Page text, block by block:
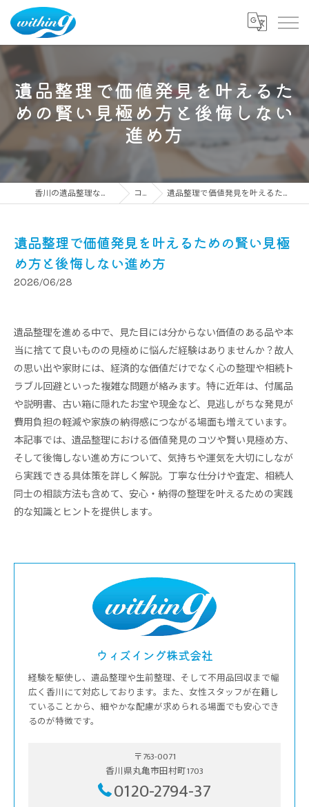
遺品整理で価値発見を叶えるた
めの賢い見極め方と後悔しない
進め方
香川の遺品整理ならウィズイング株式会社 コラム 遺品整理で価値発見を叶えるための賢い見極め方と後悔しない進め方
遺品整理で価値発見を叶えるための賢い見極
め方と後悔しない進め方
2026/06/28
遺品整理を進める中で、見た目には分からない価値のある品や本
当に捨てて良いものの見極めに悩んだ経験はありませんか？故人
の思い出や家財には、経済的な価値だけでなく心の整理や相続ト
ラブル回避といった複雑な問題が絡みます。特に近年は、付属品
や説明書、古い箱に隠れたお宝や現金など、見逃しがちな発見が
費用負担の軽減や家族の納得感につながる場面も増えています。
本記事では、遺品整理における価値発見のコツや賢い見極め方、
そして後悔しない進め方について、気持ちや運気を大切にしなが
ら実践できる具体策を詳しく解説。丁寧な仕分けや査定、相続人
同士の相談方法も含めて、安心・納得の整理を叶えるための実践
的な知識とヒントを提供します。
ウィズイング株式会社
経験を駆使し、遺品整理や生前整理、そして不用品回収まで幅
広く香川にて対応しております。また、女性スタッフが在籍し
ていることから、細やかな配慮が求められる場面でも安心でき
るのが特徴です。
〒763-0071
香川県丸亀市田村町1703
0120-2794-37